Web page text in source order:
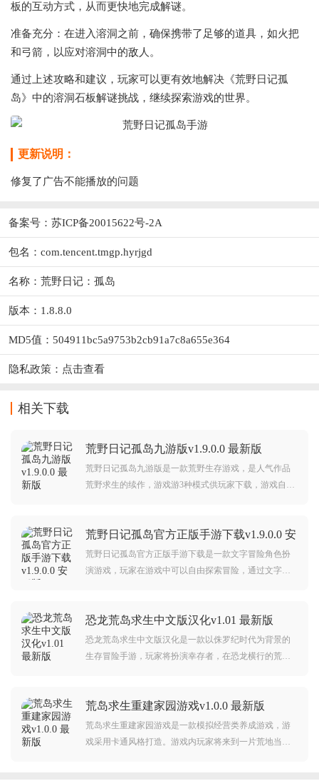
板的互动方式，从而更快地完成解谜。
‌准备充分‌：在进入溶洞之前，确保携带了足够的道具，如火把
和弓箭，以应对溶洞中的敌人。
通过上述攻略和建议，玩家可以更有效地解决《荒野日记孤
岛》中的溶洞石板解谜挑战，继续探索游戏的世界。
更新说明：
修复了广告不能播放的问题
备案号：苏ICP备20015622号-2A
包名：com.tencent.tmgp.hyrjgd
名称：荒野日记：孤岛
版本：1.8.8.0
MD5值：504911bc5a9753b2cb91a7c8a655e364
隐私政策： 点击查看
相关下载
荒野日记孤岛九游版v1.9.0.0 最新版
荒野日记孤岛九游版是一款荒野生存游戏，是人气作品
荒野求生的续作，游戏游3种模式供玩家下载，游戏自由
荒野日记孤岛官方正版手游下载v1.9.0.0 安
卓版
荒野日记孤岛官方正版手游下载是一款文字冒险角色扮
演游戏，玩家在游戏中可以自由探索冒险，通过文字的
恐龙荒岛求生中文版汉化v1.01 最新版
恐龙荒岛求生中文版汉化是一款以侏罗纪时代为背景的
生存冒险手游，玩家将扮演幸存者，在恐龙横行的荒岛
形，动态天气系统如暴雨、沙尘暴，进一步增加生存难
度。
荒岛求生重建家园游戏v1.0.0 最新版
荒岛求生重建家园游戏是一款模拟经营类养成游戏，游
戏采用卡通风格打造。游戏内玩家将来到一片荒地当